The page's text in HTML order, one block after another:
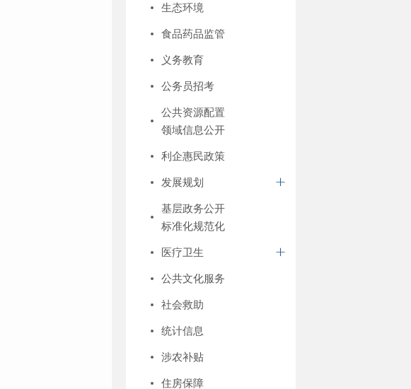
生态环境
食品药品监管
义务教育
公务员招考
公共资源配置
领域信息公开
利企惠民政策
发展规划
基层政务公开
标准化规范化
医疗卫生
公共文化服务
社会救助
统计信息
涉农补贴
住房保障